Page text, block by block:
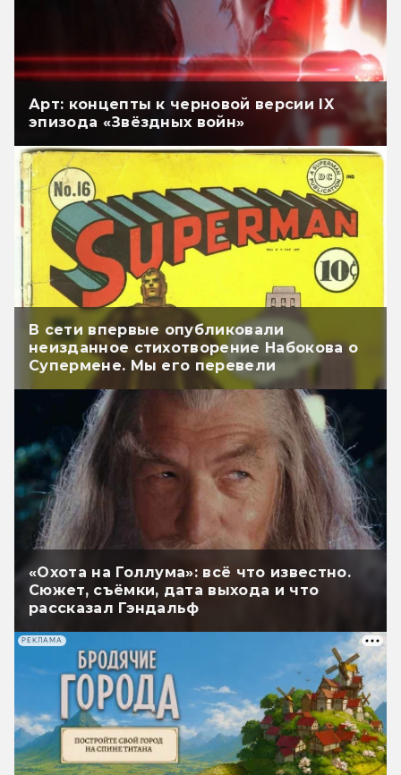
Арт: концепты к черновой версии IX
эпизода «Звёздных войн»
В сети впервые опубликовали
неизданное стихотворение Набокова о
Супермене. Мы его перевели
«Охота на Голлума»: всё что известно.
Сюжет, съёмки, дата выхода и что
рассказал Гэндальф
РЕКЛАМА